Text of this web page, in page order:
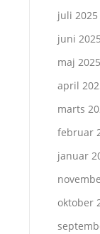
juli 2025
juni 2025
maj 2025
april
marts
februar
januar
oktober